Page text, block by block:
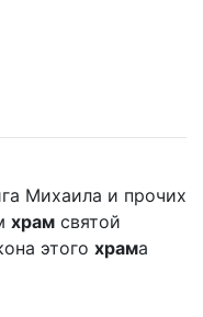
Михаила и прочих
храм святой
этого храма